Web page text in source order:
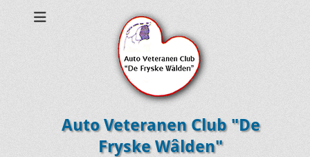
Auto Veteranen Club "De
Fryske Wâlden"